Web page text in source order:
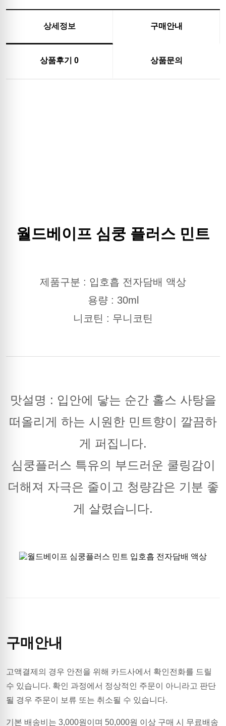
상세정보 구매안내
상품후기 0 상품문의
월드베이프 심쿵 플러스 민트
제품구분 : 입호흡 전자담배 액상
용량 : 30ml
니코틴 : 무니코틴
맛설명 : 입안에 닿는 순간 홀스 사탕을
떠올리게 하는 시원한 민트향이 깔끔하
게 퍼집니다.
심쿵플러스 특유의 부드러운 쿨링감이
더해져 자극은 줄이고 청량감은 기분 좋
게 살렸습니다.
구매안내
고액결제의 경우 안전을 위해 카드사에서 확인전화를 드릴
수 있습니다. 확인 과정에서 정상적인 주문이 아니라고 판단
될 경우 주문이 보류 또는 취소될 수 있습니다.
기본 배송비는 3,000원이며 50,000원 이상 구매 시 무료배송